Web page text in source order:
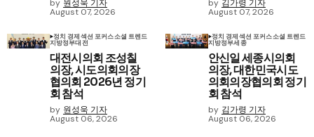
by 원성욱 기자
August 07, 2026
by 김가령 기자
August 07, 2026
정치 경제 섹션 포커스소셜 트렌드
지방정부대전
대전시의회 조성칠
의장, 시도의회의장
협의회 2026년 정기
회 참석
by 원성욱 기자
August 06, 2026
정치 경제 섹션 포커스소셜 트렌드
지방정부세종
안신일 세종시의회
의장, 대한민국시도
의회의장협의회 정기
회 참석
by 김가령 기자
August 06, 2026